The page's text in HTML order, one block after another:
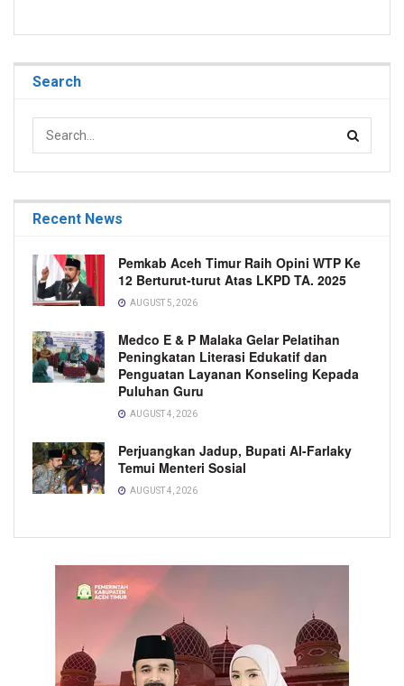
Search
Recent News
Pemkab Aceh Timur Raih Opini WTP Ke
12 Berturut-turut Atas LKPD TA. 2025
AUGUST 5, 2026
Medco E & P Malaka Gelar Pelatihan
Peningkatan Literasi Edukatif dan
Penguatan Layanan Konseling Kepada
Puluhan Guru
AUGUST 4, 2026
Perjuangkan Jadup, Bupati Al-Farlaky
Temui Menteri Sosial
AUGUST 4, 2026